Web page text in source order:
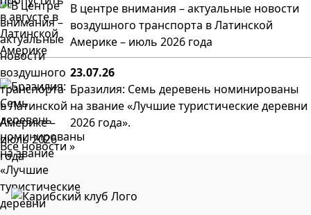
В центре внимания – актуальные новости
воздушного транспорта в Латинской
Америке – июль 2026 года
23.07.26
Бразилия: Семь деревень номинированы
на звание «Лучшие туристические деревни
2026 года».
Все новости »